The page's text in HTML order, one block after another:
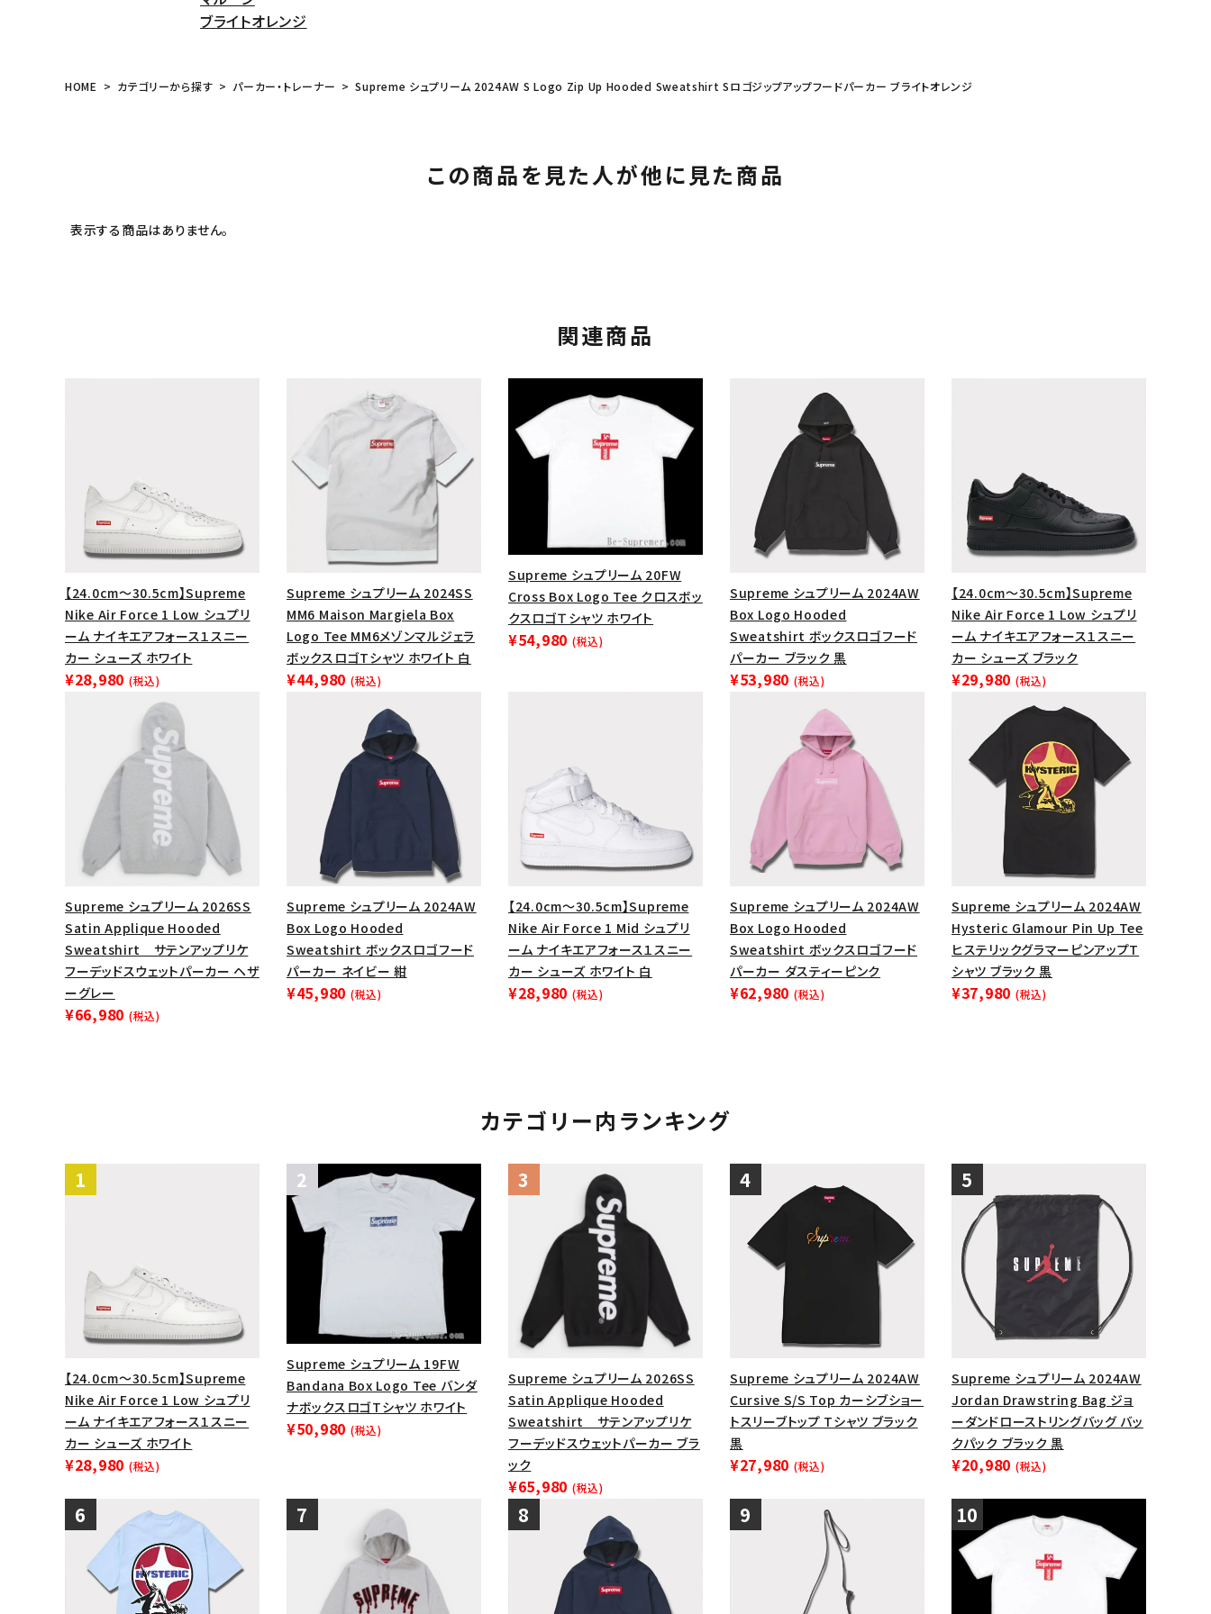
円 ～ 円
Tシャツ・ロングスリーブ
キャップ・ハット
パーカー・クルーネック
ショルダー・ウエストバッグ
ブラックスウェット
在庫のない商品を表示する
絞り込んで検索する
ブライトオレンジ
HOME カテゴリーから探す パーカー・トレーナー Supreme シュプリーム 2024AW S Logo Zip Up Hooded Sweatshirt Sロゴジップアップフードパーカー ブライトオレンジ
この商品を見た人が他に見た商品
表示する商品はありません。
関連商品
【24.0cm～30.5cm】Supreme
Nike Air Force 1 Low シュプリ
ーム ナイキエアフォース１スニー
カー シューズ ホワイト
¥28,980 (税込)
Supreme シュプリーム 2024SS
MM6 Maison Margiela Box
Logo Tee MM6メゾンマルジェラ
ボックスロゴTシャツ ホワイト 白
¥44,980 (税込)
Supreme シュプリーム 20FW
Cross Box Logo Tee クロスボッ
クスロゴＴシャツ ホワイト
¥54,980 (税込)
Supreme シュプリーム 2024AW
Box Logo Hooded
Sweatshirt ボックスロゴフード
パーカー ブラック 黒
¥53,980 (税込)
【24.0cm～30.5cm】Supreme
Nike Air Force 1 Low シュプリ
ーム ナイキエアフォース１スニー
カー シューズ ブラック
¥29,980 (税込)
Supreme シュプリーム 2026SS
Satin Applique Hooded
Sweatshirt サテンアップリケ
フーデッドスウェットパーカー ヘザ
ーグレー
¥66,980 (税込)
Supreme シュプリーム 2024AW
Box Logo Hooded
Sweatshirt ボックスロゴフード
パーカー ネイビー 紺
¥45,980 (税込)
【24.0cm～30.5cm】Supreme
Nike Air Force 1 Mid シュプリ
ーム ナイキエアフォース１スニー
カー シューズ ホワイト 白
¥28,980 (税込)
Supreme シュプリーム 2024AW
Box Logo Hooded
Sweatshirt ボックスロゴフード
パーカー ダスティーピンク
¥62,980 (税込)
Supreme シュプリーム 2024AW
Hysteric Glamour Pin Up Tee
ヒステリックグラマーピンアップT
シャツ ブラック 黒
¥37,980 (税込)
カテゴリー内ランキング
【24.0cm～30.5cm】Supreme
Nike Air Force 1 Low シュプリ
ーム ナイキエアフォース１スニー
カー シューズ ホワイト
¥28,980 (税込)
Supreme シュプリーム 19FW
Bandana Box Logo Tee バンダ
ナボックスロゴTシャツ ホワイト
¥50,980 (税込)
Supreme シュプリーム 2026SS
Satin Applique Hooded
Sweatshirt サテンアップリケ
フーデッドスウェットパーカー ブラ
ック
¥65,980 (税込)
Supreme シュプリーム 2024AW
Cursive S/S Top カーシブショー
トスリーブトップ Tシャツ ブラック
黒
¥27,980 (税込)
Supreme シュプリーム 2024AW
Jordan Drawstring Bag ジョ
ーダンドローストリングバッグ バッ
クパック ブラック 黒
¥20,980 (税込)